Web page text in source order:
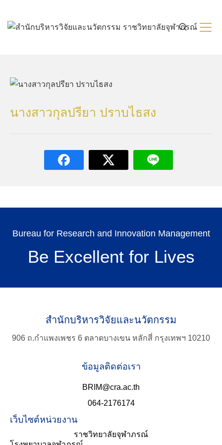
content
นางสาวกุลปรียา ปราบไธสง
Bureau for Research and Innovation Management
Be Excellent for Lives
สำนักบริหารวิจัยและนวัตกรรม
906 ถ.กำแพงเพชร 6 ตลาดบางเขน หลักสี่ กรุงเทพฯ 10210
ข้อมูลติดต่อเรา
BRIM@cra.ac.th
064-2176174
เว็บไซต์หน่วยงาน
ราชวิทยาลัยจุฬาภรณ์